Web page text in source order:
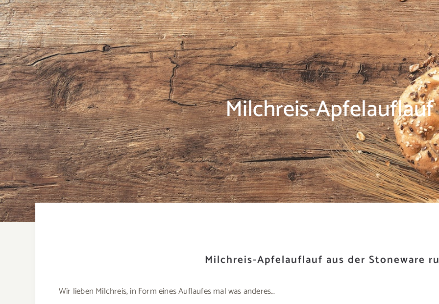
Milchreis-Apfelauflauf
Milchreis-Apfelauflauf aus der Stoneware
Wir lieben Milchreis, in Form eines Auflaufes mal was anderes…